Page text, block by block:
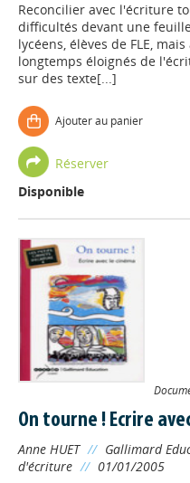
Reconcilier avec l'écriture
difficultés devant une
lycéens, élèves de FLE,
longtemps éloignés de
sur des texte[...]
Ajouter au panier
Réserver
Disponible
On tourne ! Ecrire
Anne HUET // Gallimard
d'écriture // 01/01/2005